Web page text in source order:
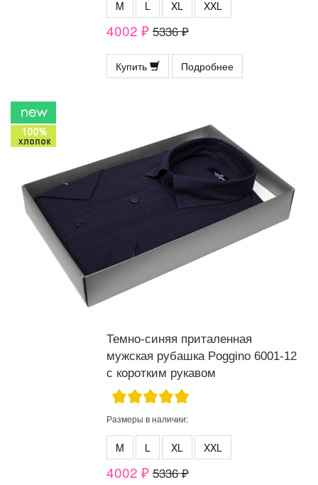
M L XL XXL
4002 ₽ 5336 ₽
Купить Подробнее
Темно-синяя приталенная
мужская рубашка Poggino 6001-12
с коротким рукавом
Размеры в наличии:
M L XL XXL
4002 ₽ 5336 ₽